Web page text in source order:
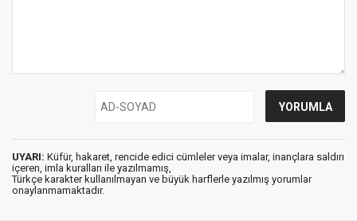
UYARI: Küfür, hakaret, rencide edici cümleler veya imalar, inançlara saldırı
içeren, imla kuralları ile yazılmamış,
Türkçe karakter kullanılmayan ve büyük harflerle yazılmış yorumlar
onaylanmamaktadır.